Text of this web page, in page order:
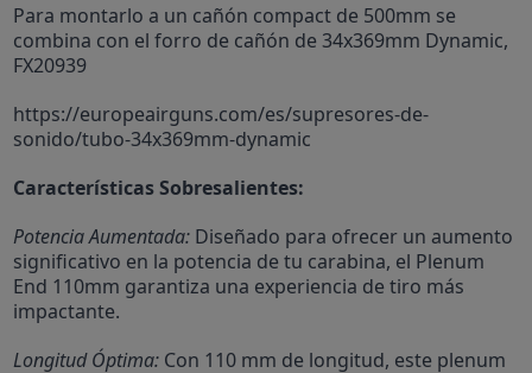
Para montarlo a un cañón compact de 500mm se
combina con el forro de cañón de 34x369mm Dynamic,
FX20939
https://europeairguns.com/es/supresores-de-
sonido/tubo-34x369mm-dynamic
Características Sobresalientes:
Potencia Aumentada: Diseñado para ofrecer un aumento
significativo en la potencia de tu carabina, el Plenum
End 110mm garantiza una experiencia de tiro más
impactante.
Longitud Óptima: Con 110 mm de longitud, este plenum